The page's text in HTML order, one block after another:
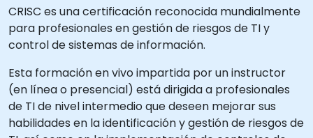
CRISC es una certificación reconocida mundialmente
para profesionales en gestión de riesgos de TI y
control de sistemas de información.
Esta formación en vivo impartida por un instructor
(en línea o presencial) está dirigida a profesionales
de TI de nivel intermedio que deseen mejorar sus
habilidades en la identificación y gestión de riesgos de